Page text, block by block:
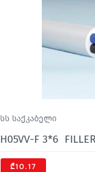
სს საქკაბელი
H05VV-F 3*6
₾10.17